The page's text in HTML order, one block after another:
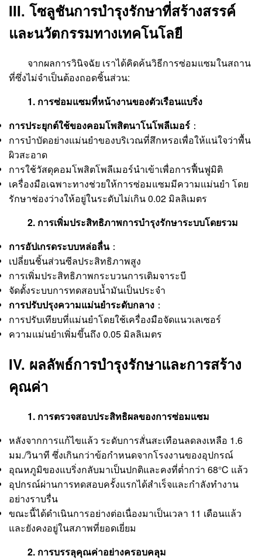
III. โซลูชันการบำรุงรักษาที่สร้างสรรค์
และนวัตกรรมทางเทคโนโลยี
จากผลการวินิจฉัย เราได้คิดค้นวิธีการซ่อมแซมในสถาน
ที่ซึ่งไม่จำเป็นต้องถอดชิ้นส่วน:
1. การซ่อมแซมที่หน้างานของตัวเรือนแบริ่ง
การประยุกต์ใช้ของคอมโพสิตนาโนโพลีเมอร์ ：
การบำบัดอย่างแม่นยำของบริเวณที่สึกหรอเพื่อให้แน่ใจว่าพื้น
ผิวสะอาด
การใช้วัสดุคอมโพสิตโพลีเมอร์นำเข้าเพื่อการฟื้นฟูมิติ
เครื่องมือเฉพาะทางช่วยให้การซ่อมแซมมีความแม่นยำ โดย
รักษาช่องว่างให้อยู่ในระดับไม่เกิน 0.02 มิลลิเมตร
2. การเพิ่มประสิทธิภาพการบำรุงรักษาระบบโดยรวม
การอัปเกรดระบบหล่อลื่น：
เปลี่ยนชิ้นส่วนซีลประสิทธิภาพสูง
การเพิ่มประสิทธิภาพกระบวนการเติมจาระบี
จัดตั้งระบบการทดสอบน้ำมันเป็นประจำ
การปรับปรุงความแม่นยำระดับกลาง ：
การปรับเทียบที่แม่นยำโดยใช้เครื่องมือจัดแนวเลเซอร์
ความแม่นยำเพิ่มขึ้นถึง 0.05 มิลลิเมตร
IV. ผลลัพธ์การบำรุงรักษาและการสร้าง
คุณค่า
1. การตรวจสอบประสิทธิผลของการซ่อมแซม
หลังจากการแก้ไขแล้ว ระดับการสั่นสะเทือนลดลงเหลือ 1.6
มม./วินาที ซึ่งเกินกว่าข้อกำหนดจากโรงงานของอุปกรณ์
อุณหภูมิของแบริ่งกลับมาเป็นปกติและคงที่ต่ำกว่า 68°C แล้ว
อุปกรณ์ผ่านการทดสอบครั้งแรกได้สำเร็จและกำลังทำงาน
อย่างราบรื่น
ขณะนี้ได้ดำเนินการอย่างต่อเนื่องมาเป็นเวลา 11 เดือนแล้ว
และยังคงอยู่ในสภาพที่ยอดเยี่ยม
2. การบรรลุคุณค่าอย่างครอบคลุม